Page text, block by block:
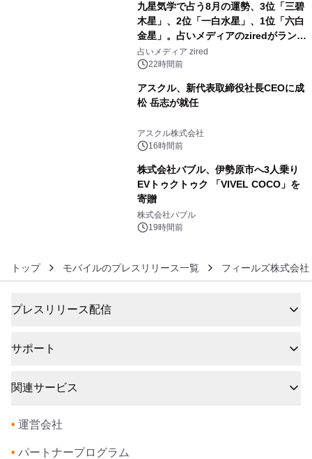
九星気学で占う8月の運勢、3位「三碧
木星」、2位「一白水星」、1位「六白
金星」。占いメディアのziredがランキ
ングを発表
占いメディア zired
22時間前
アスクル、新代表取締役社長CEOに成
松 岳志が就任
アスクル株式会社
16時間前
株式会社バブル、伊勢原市へ3人乗り
EVトゥクトゥク 「VIVEL COCO」を
寄贈
株式会社バブル
19時間前
トップ モバイルのプレスリリース一覧 フィールズ株式会社
プレスリリース配信
サポート
関連サービス
• 運営会社
• パートナープログラム